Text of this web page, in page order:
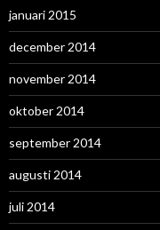
januari 2015
december 2014
november 2014
oktober 2014
september 2014
augusti 2014
juli 2014